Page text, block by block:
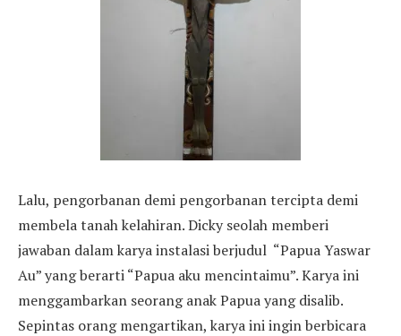
Lalu, pengorbanan demi pengorbanan tercipta demi
membela tanah kelahiran. Dicky seolah memberi
jawaban dalam karya instalasi berjudul “Papua Yaswar
Au” yang berarti “Papua aku mencintaimu”. Karya ini
menggambarkan seorang anak Papua yang disalib.
Sepintas orang mengartikan, karya ini ingin berbicara